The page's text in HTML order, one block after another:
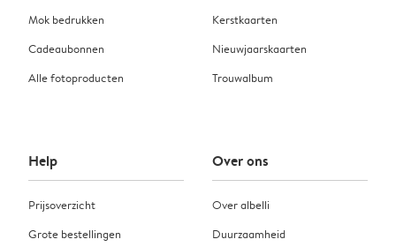
Mok bedrukken
Cadeaubonnen
Alle fotoproducten
Kerstkaarten
Nieuwjaarskaarten
Trouwalbum
Help
Prijsoverzicht
Grote bestellingen
Over ons
Over albelli
Duurzaamheid